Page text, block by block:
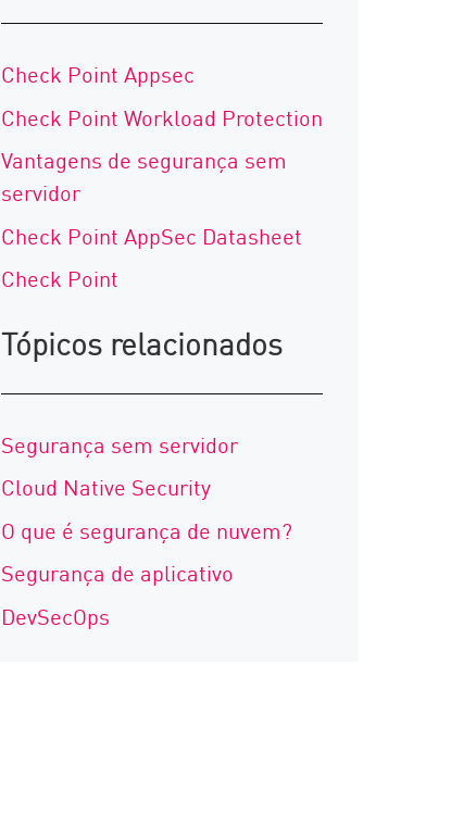
Check Point Appsec
Check Point Workload Protection
Vantagens de segurança sem
servidor
Check Point AppSec Datasheet
Check Point
Tópicos relacionados
Segurança sem servidor
Cloud Native Security
O que é segurança de nuvem?
Segurança de aplicativo
DevSecOps